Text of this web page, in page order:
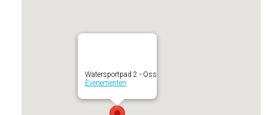
Watersportpad 2 - Oss
Evenementen